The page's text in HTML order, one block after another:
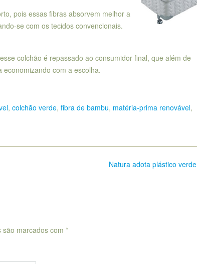
pois essas fibras absorvem melhor a
se com os tecidos convencionais.
colchão é repassado ao consumidor final, que além de
com a escolha.
, colchão verde, fibra de bambu, matéria-prima renovável,
Natura adota plástico verde
marcados com *